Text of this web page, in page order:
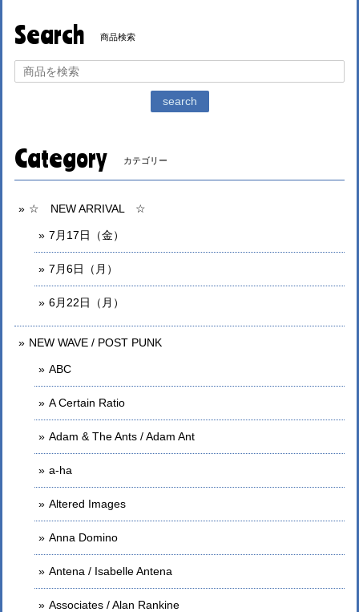
Search 商品検索
search
Category カテゴリー
☆ NEW ARRIVAL ☆
7月17日（金）
7月6日（月）
6月22日（月）
NEW WAVE / POST PUNK
ABC
A Certain Ratio
Adam & The Ants / Adam Ant
a-ha
Altered Images
Anna Domino
Antena / Isabelle Antena
Associates / Alan Rankine